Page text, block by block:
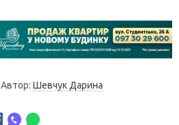
Автор: Шевчук Дарина